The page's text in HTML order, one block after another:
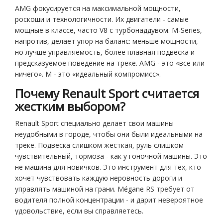
AMG фокусируется на максимальной мощности,
роскоши и технологичности. Их двигатели - самые
мощные в классе, часто V8 с турбонаддувом. M-Series,
напротив, делает упор на баланс: меньше мощности,
но лучше управляемость, более плавная подвеска и
предсказуемое поведение на треке. AMG - это «всё или
ничего». M - это «идеальный компромисс».
Почему Renault Sport считается
жестким выбором?
Renault Sport специально делает свои машины
неудобными в городе, чтобы они были идеальными на
треке. Подвеска слишком жесткая, руль слишком
чувствительный, тормоза - как у гоночной машины. Это
не машина для новичков. Это инструмент для тех, кто
хочет чувствовать каждую неровность дороги и
управлять машиной на грани. Mégane RS требует от
водителя полной концентрации - и дарит невероятное
удовольствие, если вы справляетесь.